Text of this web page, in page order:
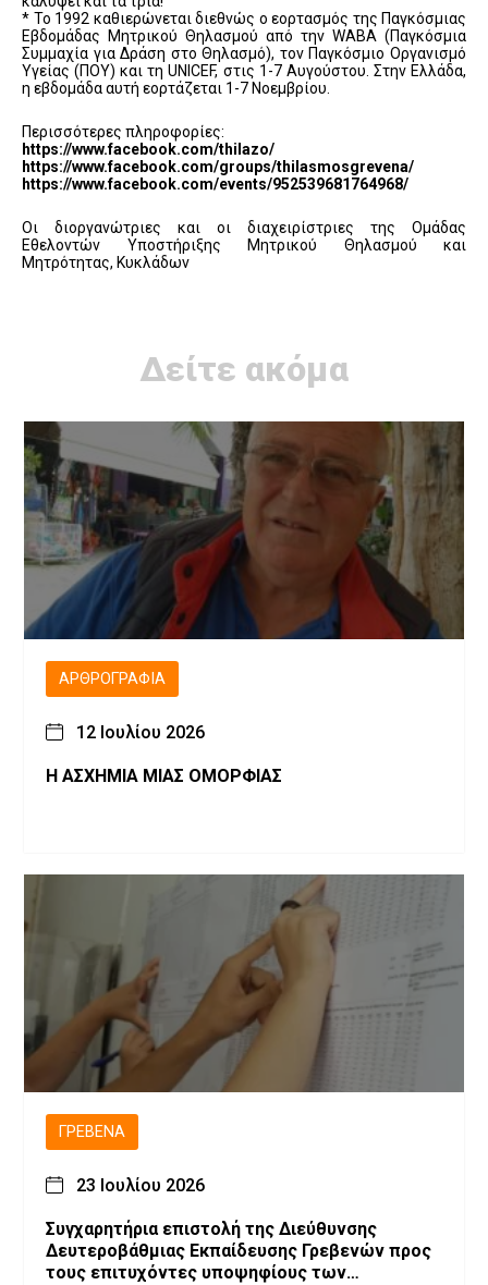
* To 1992 καθιερώνεται διεθνώς ο εορτασμός της Παγκόσμιας
Εβδομάδας Μητρικού Θηλασμού από την WABA (Παγκόσμια
Συμμαχία για Δράση στο Θηλασμό), τον Παγκόσμιο Οργανισμό
Υγείας (ΠΟΥ) και τη UNICEF, στις 1-7 Αυγούστου. Στην Ελλάδα,
η εβδομάδα αυτή εορτάζεται 1-7 Νοεμβρίου.
Περισσότερες πληροφορίες:
https://www.facebook.com/thilazo/
https://www.facebook.com/groups/thilasmosgrevena/
https://www.facebook.com/events/952539681764968/
Οι διοργανώτριες και οι διαχειρίστριες της Ομάδας
Εθελοντών Υποστήριξης Μητρικού Θηλασμού και
Μητρότητας, Κυκλάδων
Δείτε ακόμα
ΑΡΘΡΟΓΡΑΦΊΑ
12 Ιουλίου 2026
Η ΑΣΧΗΜΙΑ ΜΙΑΣ ΟΜΟΡΦΙΑΣ
ΓΡΕΒΕΝΆ
23 Ιουλίου 2026
Συγχαρητήρια επιστολή της Διεύθυνσης
Δευτεροβάθμιας Εκπαίδευσης Γρεβενών προς
τους επιτυχόντες υποψηφίους των